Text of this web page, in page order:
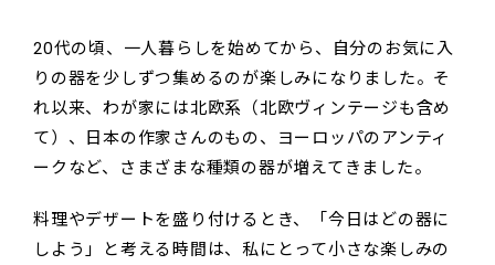
20代の頃、一人暮らしを始めてから、自分のお気に入
りの器を少しずつ集めるのが楽しみになりました。そ
れ以来、わが家には北欧系（北欧ヴィンテージも含め
て）、日本の作家さんのもの、ヨーロッパのアンティ
ークなど、さまざまな種類の器が増えてきました。
料理やデザートを盛り付けるとき、「今日はどの器に
しよう」と考える時間は、私にとって小さな楽しみの